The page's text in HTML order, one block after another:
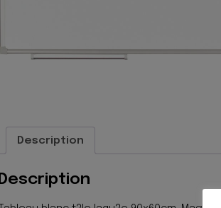
Description
Description